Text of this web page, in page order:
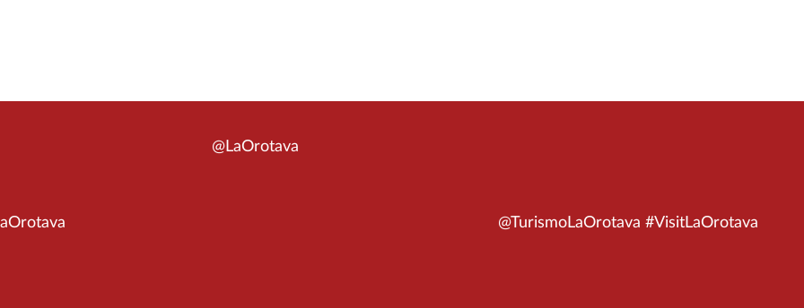
@LaOrotava
@TurismoLaOrotava #VisitLaOrotava